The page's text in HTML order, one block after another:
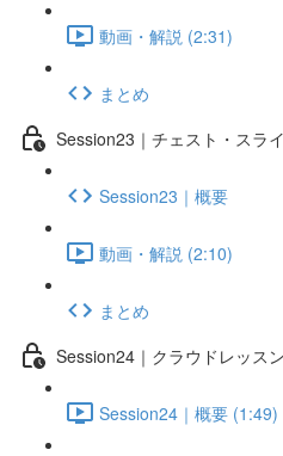
動画・解説 (2:31)
まとめ
Session23｜チェスト・スラ
Session23｜概要
動画・解説 (2:10)
まとめ
Session24｜クラウドレッス
Session24｜概要 (1:49)